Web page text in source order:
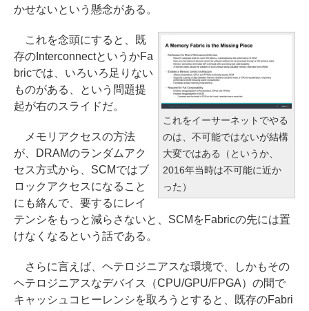
かせないという懸念がある。
これをイーサーネットでやる
のは、不可能ではないが結構
大変ではある（というか、
2016年当時は不可能に近か
った）
これを念頭にすると、既
存のInterconnectというかFa
bricでは、いろいろ足りない
ものがある、という問題提
起が右のスライドだ。
メモリアクセスの方法
が、DRAMのランダムアク
セス方式から、SCMではブ
ロックアクセスになること
にも絡んで、要するにレイ
テンシをもっと減らさないと、SCMをFabricの先には置
けなくなるという話である。
さらに言えば、ヘテロジニアスな環境で、しかもその
ヘテロジニアスなデバイス（CPU/GPU/FPGA）の間で
キャッシュコヒーレンシを取ろうとすると、既存のFabri